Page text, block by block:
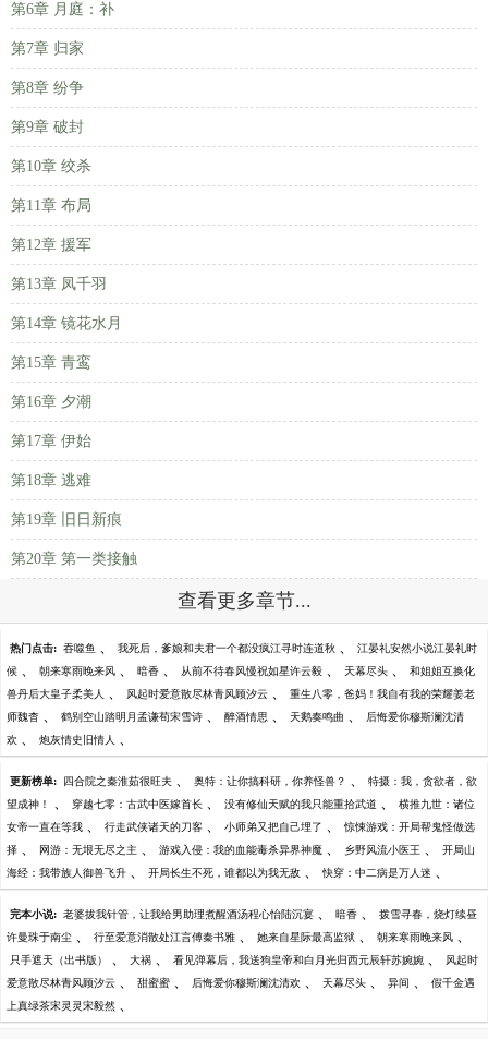
第6章 月庭：补
第7章 归家
第8章 纷争
第9章 破封
第10章 绞杀
第11章 布局
第12章 援军
第13章 凤千羽
第14章 镜花水月
第15章 青鸾
第16章 夕潮
第17章 伊始
第18章 逃难
第19章 旧日新痕
第20章 第一类接触
查看更多章节...
热门点击: 吞噬鱼 、 我死后，爹娘和夫君一个都没疯江寻时连道秋 、 江晏礼安然小说江晏礼时
候 、 朝来寒雨晚来风 、 暗香 、 从前不待春风慢祝如星许云毅 、 天幕尽头 、 和姐姐互换化
兽丹后大皇子柔美人 、 风起时爱意散尽林青风顾汐云 、 重生八零，爸妈！我自有我的荣耀姜老
师魏杳 、 鹤别空山踏明月孟谦荀宋雪诗 、 醉酒情思 、 天鹅奏鸣曲 、 后悔爱你穆斯澜沈清
欢 、 炮灰情史旧情人 、
更新榜单: 四合院之秦淮茹很旺夫 、 奥特：让你搞科研，你养怪兽？ 、 特摄：我，贪欲者，欲
望成神！ 、 穿越七零：古武中医嫁首长 、 没有修仙天赋的我只能重拾武道 、 横推九世：诸位
女帝一直在等我 、 行走武侠诸天的刀客 、 小师弟又把自己埋了 、 惊悚游戏：开局帮鬼怪做选
择 、 网游：无垠无尽之主 、 游戏入侵：我的血能毒杀异界神魔 、 乡野风流小医王 、 开局山
海经：我带族人御兽飞升 、 开局长生不死，谁都以为我无敌 、 快穿：中二病是万人迷 、
完本小说: 老婆拔我针管，让我给男助理煮醒酒汤程心怡陆沉宴 、 暗香 、 拨雪寻春，烧灯续昼
许曼珠于南尘 、 行至爱意消散处江言傅秦书雅 、 她来自星际最高监狱 、 朝来寒雨晚来风 、
只手遮天（出书版） 、 大祸 、 看见弹幕后，我送狗皇帝和白月光归西元辰轩苏婉婉 、 风起时
爱意散尽林青风顾汐云 、 甜蜜蜜 、 后悔爱你穆斯澜沈清欢 、 天幕尽头 、 异间 、 假千金遇
上真绿茶宋灵灵宋毅然 、